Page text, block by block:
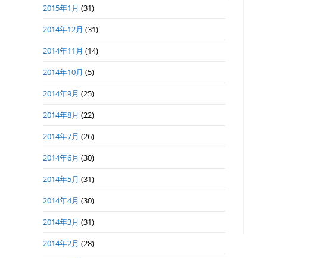
2015年1月 (31)
2014年12月 (31)
2014年11月 (14)
2014年10月 (5)
2014年9月 (25)
2014年8月 (22)
2014年7月 (26)
2014年6月 (30)
2014年5月 (31)
2014年4月 (30)
2014年3月 (31)
2014年2月 (28)